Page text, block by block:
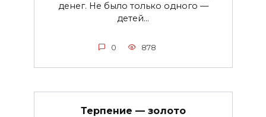
денег. Не было только одного —
детей...
0 878
Терпение — золото